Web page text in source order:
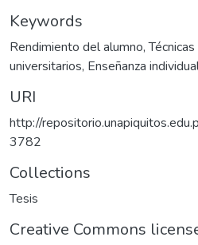
Keywords
Rendimiento del alumno,
universitarios, Enseñanza
URI
http://
3782
Collections
Tesis
Creative Commons